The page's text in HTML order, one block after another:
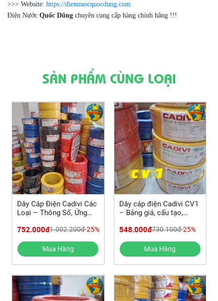
>>> Website: https://diennuocquocdung.com
Điện Nước Quốc Dũng chuyên cung cấp hàng chính hãng !!!
SẢN PHẨM CÙNG LOẠI
Dây Cáp Điện Cadivi Các
Loại – Thông Số, Ứng
Nhất
752.000đ1.002.200đ-25%
Mua Hàng
Dây cáp điện Cadivi CV1
– Bảng giá, cấu tạo,
548.000đ730.100đ-25%
Mua Hàng